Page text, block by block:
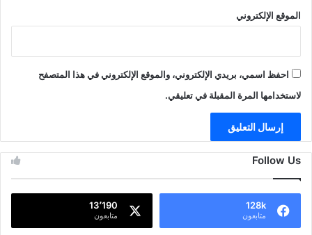
الموقع الإلكتروني
احفظ اسمي، بريدي الإلكتروني، والموقع الإلكتروني في هذا المتصفح
لاستخدامها المرة المقبلة في تعليقي.
Follow Us
128k
متابعون
13٬190
متابعون